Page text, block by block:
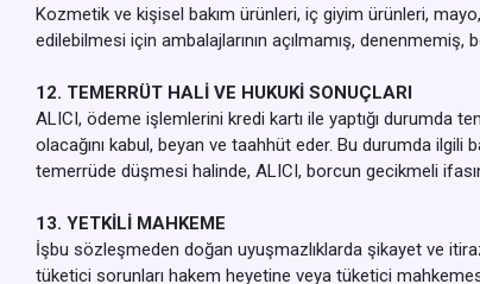
Kozmetik ve kişisel bakım ürünleri, iç giyim ürünleri,
edilebilmesi için ambalajlarının açılmamış, denenmemiş,
12. TEMERRÜT HALİ VE HUKUKİ SONUÇLARI
ALICI, ödeme işlemlerini kredi kartı ile yaptığı durumda
olacağını kabul, beyan ve taahhüt eder. Bu durumda
temerrüde düşmesi halinde, ALICI, borcun gecikmeli
13. YETKİLİ MAHKEME
İşbu sözleşmeden doğan uyuşmazlıklarda şikayet ve
tüketici sorunları hakem heyetine veya tüketici